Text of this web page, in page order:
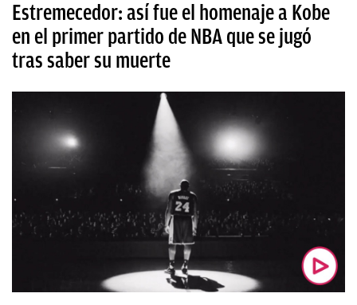
Estremecedor: así fue el homenaje a Kobe
en el primer partido de NBA que se jugó
tras saber su muerte